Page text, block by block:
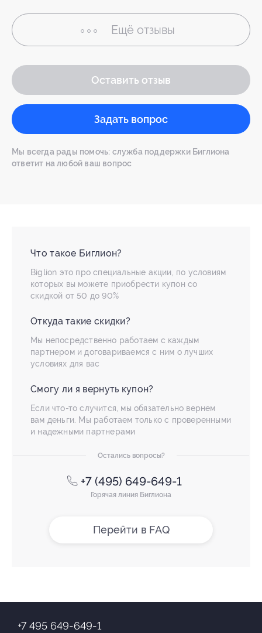
Ещё отзывы
Оставить отзыв
Задать вопрос
Мы всегда рады помочь: служба поддержки Биглиона
ответит на любой ваш вопрос
Что такое Биглион?
Biglion это про специальные акции, по условиям
которых вы можете приобрести купон со
скидкой от 50 до 90%
Откуда такие скидки?
Мы непосредственно работаем с каждым
партнером и договариваемся с ним о лучших
условиях для вас
Смогу ли я вернуть купон?
Если что-то случится, мы обязательно вернем
вам деньги. Мы работаем только с проверенными
и надежными партнерами
Остались вопросы?
+7 (495) 649-649-1
Горячая линия Биглиона
Перейти в FAQ
+7 495 649-649-1